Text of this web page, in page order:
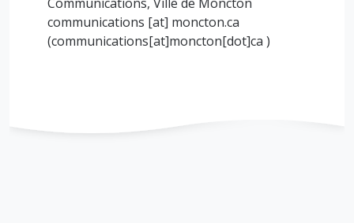
communications [at] moncton.ca
(communications[at]moncton[dot]ca )